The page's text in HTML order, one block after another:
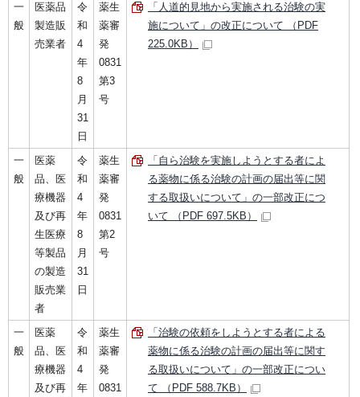
一
般
医薬品
製造販
売業者
令
和
4
年
8
月
31
日
薬生
薬審
発
0831
第3
号
「人道的見地から実施される治験の実
施について」の改正について （PDF
225.0KB）
一
般
医薬
品、医
療機器
及び再
生医療
等製品
の製造
販売業
者
令
和
4
年
8
月
31
日
薬生
薬審
発
0831
第2
号
「自ら治験を実施しようとする者によ
る薬物に係る治験の計画の届出等に関
する取扱いについて」の一部改正につ
いて （PDF 697.5KB）
一
般
医薬
品、医
療機器
及び再
令
和
4
年
薬生
薬審
発
0831
「治験の依頼をしようとする者による
薬物に係る治験の計画の届出等に関す
る取扱いについて」の一部改正につい
て （PDF 588.7KB）